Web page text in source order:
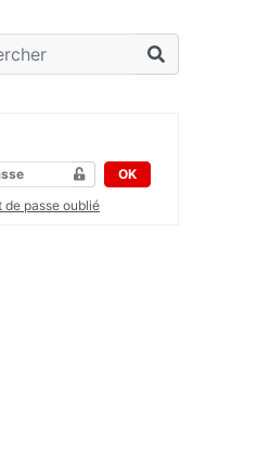
OK
de passe oublié